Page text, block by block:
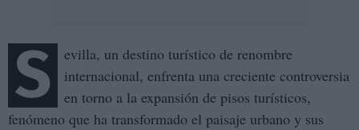
S
evilla, un destino turístico de renombre
internacional, enfrenta una creciente controversia
en torno a la expansión de pisos turísticos,
fenómeno que ha transformado el paisaje urbano y sus